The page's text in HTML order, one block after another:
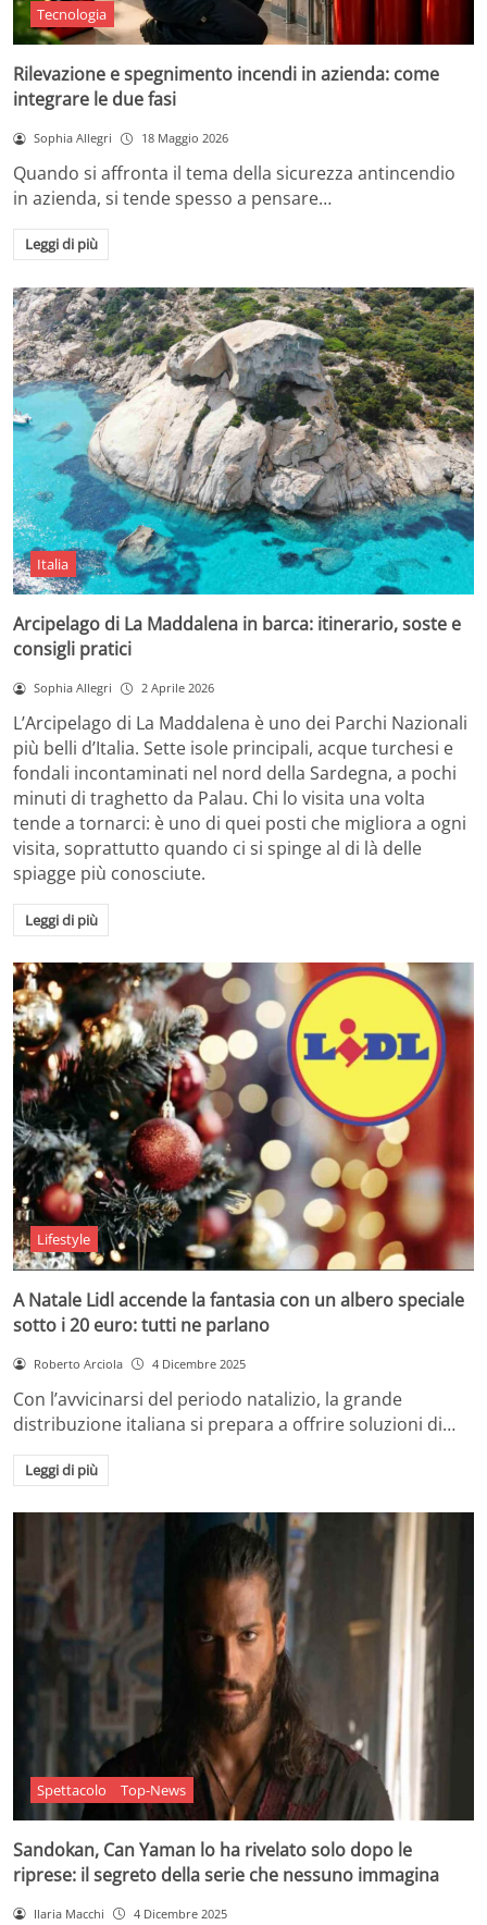
Tecnologia
Rilevazione e spegnimento incendi in azienda: come
integrare le due fasi
Sophia Allegri 18 Maggio 2026
Quando si affronta il tema della sicurezza antincendio
in azienda, si tende spesso a pensare…
Leggi di più
Italia
Arcipelago di La Maddalena in barca: itinerario, soste e
consigli pratici
Sophia Allegri 2 Aprile 2026
L’Arcipelago di La Maddalena è uno dei Parchi Nazionali
più belli d’Italia. Sette isole principali, acque turchesi e
fondali incontaminati nel nord della Sardegna, a pochi
minuti di traghetto da Palau. Chi lo visita una volta
tende a tornarci: è uno di quei posti che migliora a ogni
visita, soprattutto quando ci si spinge al di là delle
spiagge più conosciute.
Leggi di più
Lifestyle
A Natale Lidl accende la fantasia con un albero speciale
sotto i 20 euro: tutti ne parlano
Roberto Arciola 4 Dicembre 2025
Con l’avvicinarsi del periodo natalizio, la grande
distribuzione italiana si prepara a offrire soluzioni di…
Leggi di più
Spettacolo Top-News
Sandokan, Can Yaman lo ha rivelato solo dopo le
riprese: il segreto della serie che nessuno immagina
Ilaria Macchi 4 Dicembre 2025